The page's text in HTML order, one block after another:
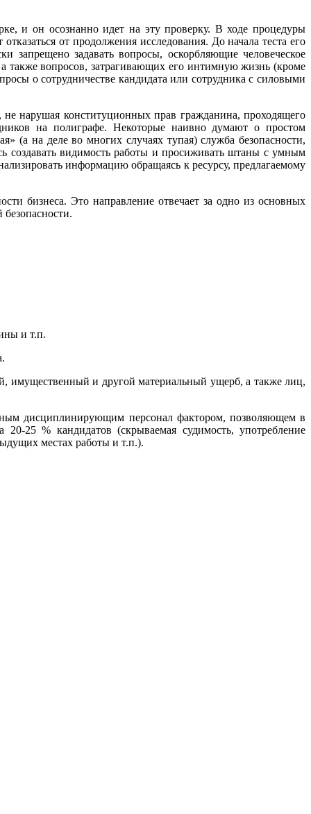
и он осознанно идет на эту проверку. В ходе процедуры
от продолжения исследования. До начала теста его
запрещено задавать вопросы, оскорбляющие человеческое
также вопросов, затрагивающих его интимную жизнь (кроме
о сотрудничестве кандидата или сотрудника с силовыми
нарушая конституционных прав гражданина, проходящего
на полиграфе. Некоторые наивно думают о простом
(а на деле во многих случаях тупая) служба безопасности,
создавать видимость работы и просиживать штаны с умным
информацию обращаясь к ресурсу, предлагаемому
бизнеса. Это направление отвечает за одно из основных
и т.п.
и другой материальный ущерб, а также лиц,
дисциплинирующим персонал фактором, позволяющем в
25 % кандидатов (скрываемая судимость, употребление
местах работы и т.п.).